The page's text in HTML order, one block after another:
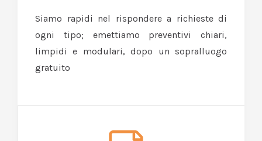
Siamo rapidi nel rispondere a richieste di
ogni tipo; emettiamo preventivi chiari,
limpidi e modulari, dopo un sopralluogo
gratuito